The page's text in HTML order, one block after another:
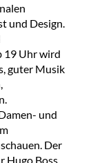
und Design.
19 Uhr wird
guter Musik
und
Der
Hugo Boss